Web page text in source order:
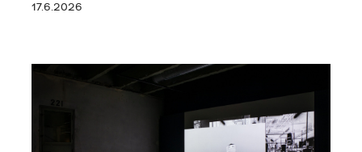
17.6.2026